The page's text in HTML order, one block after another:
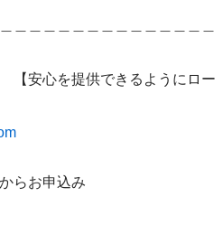
【安心を提供できるようにロー
らお申込み